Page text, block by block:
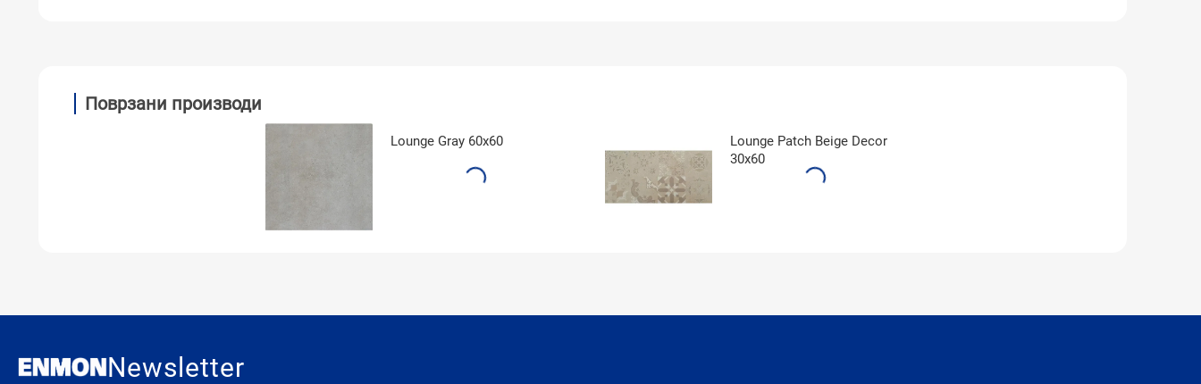
Поврзани производи
Lounge Gray 60x60
Lounge Patch Beige Decor
30x60
Newsletter